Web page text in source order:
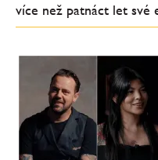
více než patnáct let své